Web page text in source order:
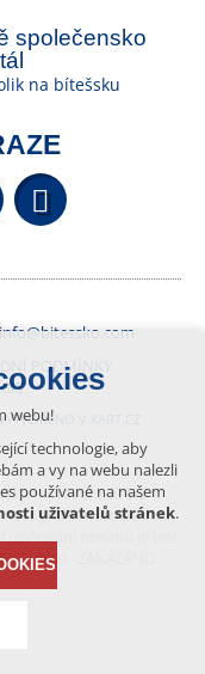
společensko
na bítešsku
YouTube
info@bitessko.com
PODMÍNKY
GIS
V XART.CZ
právem, které
fotografií z této podoby
-ZAKÁZÁNO.
webu!
technologie, aby
a vy na webu nalezli
používané na našem
uživatelů stránek.